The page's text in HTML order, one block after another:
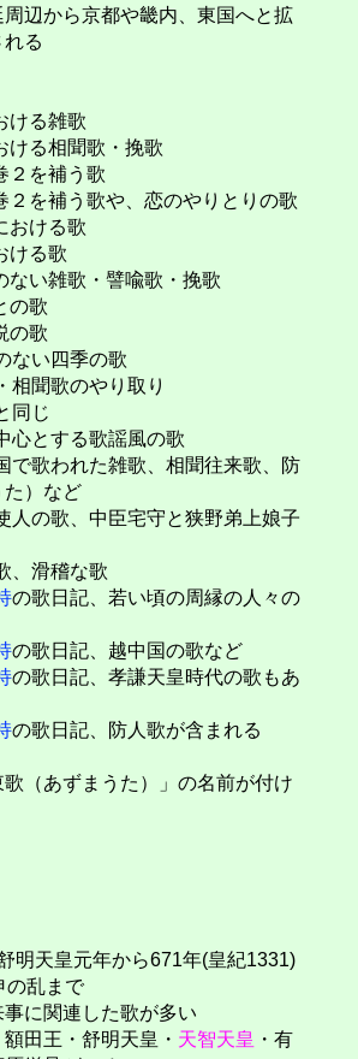
辺から京都や畿内、東国へと拡
る
ける雑歌
る相聞歌・挽歌
２を補う歌
を補う歌や、恋のやりとりの歌
おける歌
ける歌
い雑歌・譬喩歌・挽歌
の歌
の歌
ない四季の歌
聞歌のやり取り
同じ
とする歌謡風の歌
歌われた雑歌、相聞往来歌、防
た）など
の歌、中臣宅守と狭野弟上娘子
、滑稽な歌
の歌日記、若い頃の周縁の人々の
の歌日記、越中国の歌など
の歌日記、孝謙天皇時代の歌もあ
の歌日記、防人歌が含まれる
（あずまうた）」の名前が付け
明天皇元年から671年(皇紀1331)
の乱まで
に関連した歌が多い
田王・舒明天皇・ 天智天皇 ・有